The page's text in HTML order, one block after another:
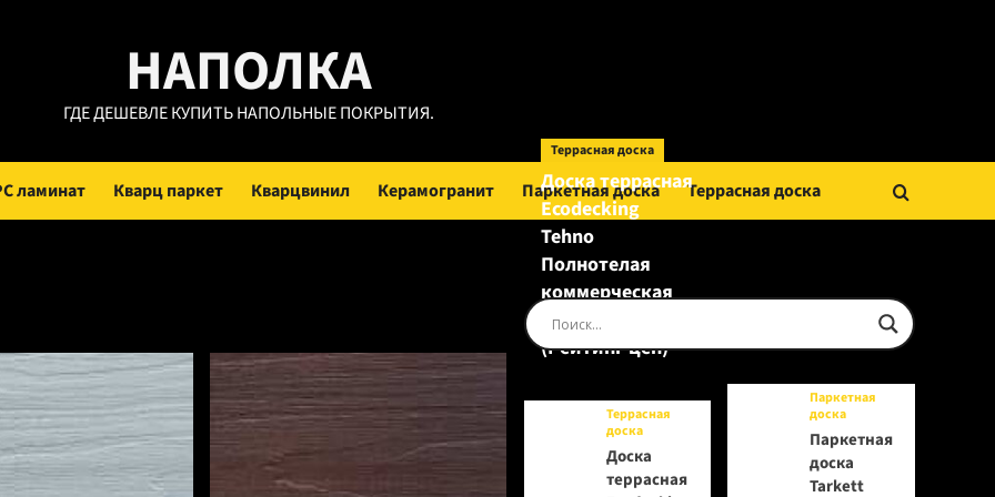
НАПОЛКА
ГДЕ ДЕШЕВЛЕ КУПИТЬ НАПОЛЬНЫЕ ПОКРЫТИЯ.
ламинат Кварц паркет Кварцвинил Керамогранит Паркетная доска Террасная доска
Террасная доска
Доска террасная
Ecodecking
Tehno
Полнотелая
коммерческая
Шоколад
(Рейтинг цен)
Террасная
доска
Доска
террасная
Паркетная
доска
Паркетная
доска
Tarkett